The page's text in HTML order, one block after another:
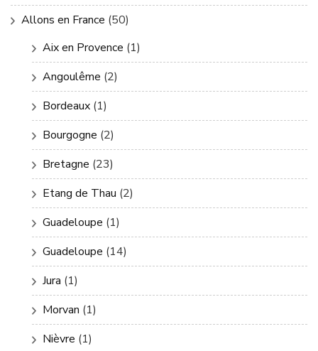
Allons en France (50)
Aix en Provence (1)
Angoulême (2)
Bordeaux (1)
Bourgogne (2)
Bretagne (23)
Etang de Thau (2)
Guadeloupe (1)
Guadeloupe (14)
Jura (1)
Morvan (1)
Nièvre (1)